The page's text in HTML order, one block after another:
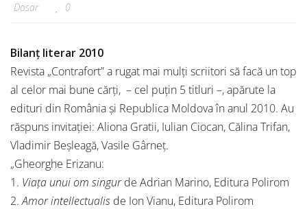
Dosar
0
Bilanț literar 2010
Revista „Contrafort” a rugat mai mulți scriitori să facă un top
al celor mai bune cărți, – cel puțin 5 titluri –, apărute la
edituri din România și Republica Moldova în anul 2010. Au
răspuns invitației: Aliona Gratii, Iulian Ciocan, Călina Trifan,
Vladimir Beșleagă, Vasile Gârneț.
„Gheorghe Erizanu:
1. Viața unui om singurde Adrian Marino, Editura Polirom
2.Amor intellectualis de Ion Vianu, Editura Polirom